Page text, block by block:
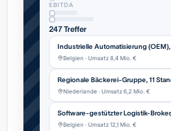
EBITDA
247 Treffer
Belgien · Umsatz 8,4 Mio. €
Regionale Bäckerei-Gruppe, 11
Niederlande · Umsatz 6,2 Mio. €
Software-gestützter Logistik-
Belgien · Umsatz 12,1 Mio. €